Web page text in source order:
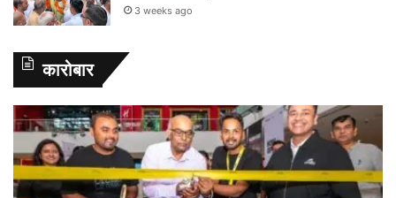
3 weeks ago
कारोबार